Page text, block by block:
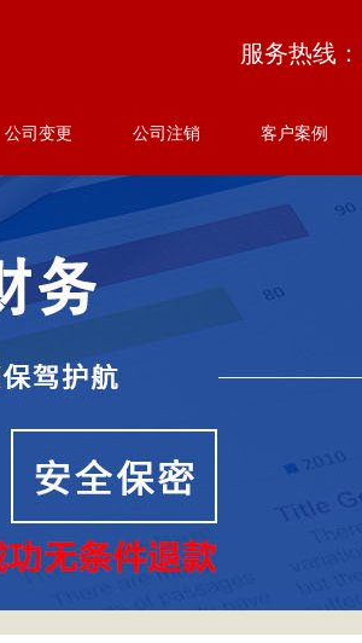
服务热线：
公司变更 公司注销 客户案例